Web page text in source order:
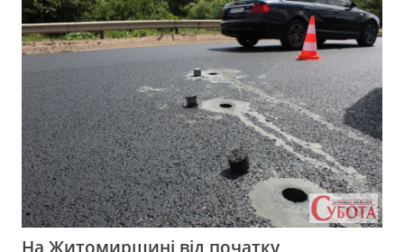
На Житомирщині від початку